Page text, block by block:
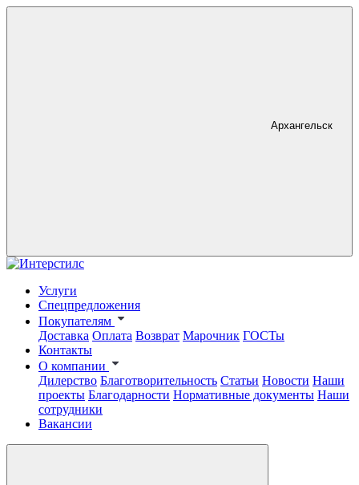
Архангельск
Услуги
Спецпредложения
Покупателям
Доставка Оплата Возврат Марочник ГОСТы
Контакты
О компании
Дилерство Благотворительность Статьи Новости Наши
проекты Благодарности Нормативные документы Наши
сотрудники
Вакансии